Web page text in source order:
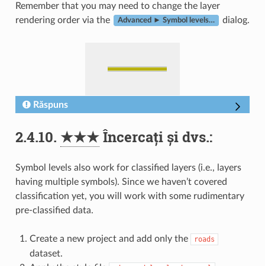
Remember that you may need to change the layer
rendering order via the
Advanced ► Symbol levels… dialog.
Răspuns
2.4.10. ★★★Încercați și dvs.:
Symbol levels also work for classified layers (i.e., layers
having multiple symbols). Since we haven’t covered
classification yet, you will work with some rudimentary
pre-classified data.
Create a new project and add only the roads
dataset.